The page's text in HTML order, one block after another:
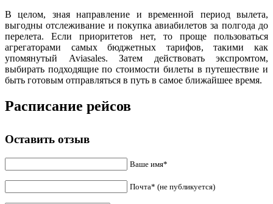
В целом, зная направление и временной период вылета,
выгодны отслеживание и покупка авиабилетов за полгода до
перелета. Если приоритетов нет, то проще пользоваться
агрегаторами самых бюджетных тарифов, такими как
упомянутый Aviasales. Затем действовать экспромтом,
выбирать подходящие по стоимости билеты в путешествие и
быть готовым отправляться в путь в самое ближайшее время.
Расписание рейсов
Оставить отзыв
Ваше имя*
Почта* (не публикуется)